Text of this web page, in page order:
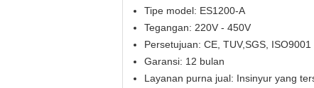
Tipe model: ES1200-A
Tegangan: 220V - 450V
Persetujuan: CE, TUV,SGS, ISO9001
Garansi: 12 bulan
Layanan purna jual: Insinyur yang